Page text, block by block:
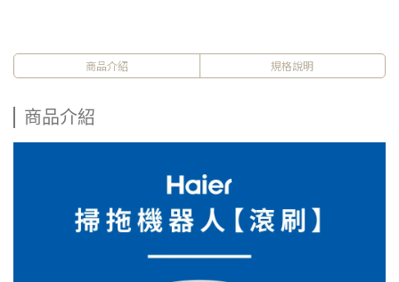
商品介紹 規格說明
商品介紹